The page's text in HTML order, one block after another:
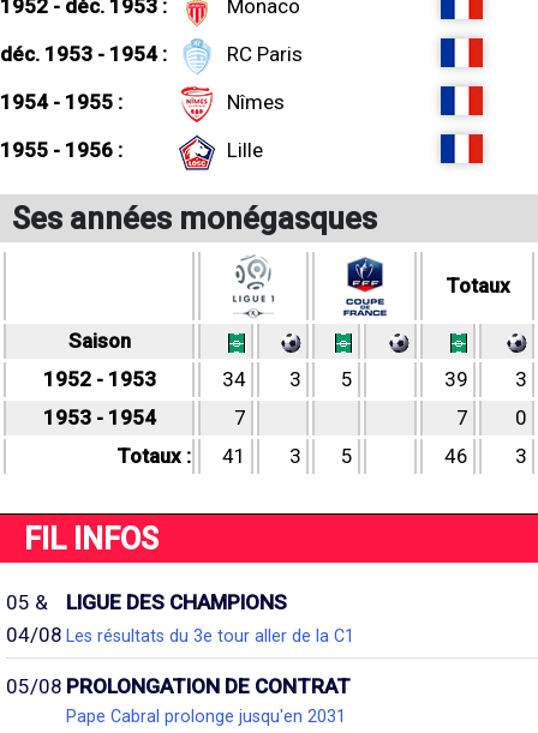
1952 - déc. 1953 :
Monaco
déc. 1953 - 1954 :
RC Paris
1954 - 1955 :
Nîmes
1955 - 1956 :
Lille
Ses années monégasques
Totaux
Saison
1952 - 1953
34 3 5 39
3
1953 - 1954
7 7
0
Totaux :
41 3 5 46 3
FIL INFOS
05 &
04/08
LIGUE DES CHAMPIONS
Les résultats du 3e tour aller de la C1
05/08 PROLONGATION DE CONTRAT
Pape Cabral prolonge jusqu'en 2031